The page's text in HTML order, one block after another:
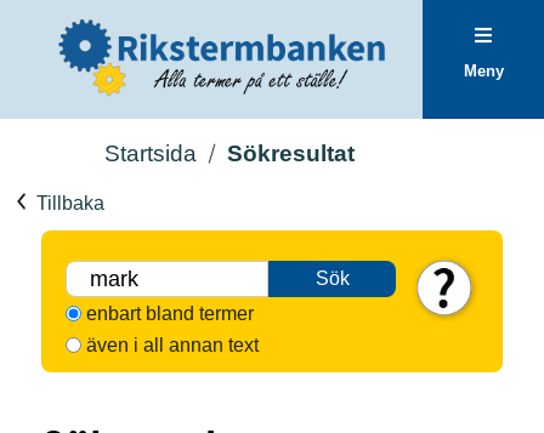
Meny
Startsida Sökresultat
Tillbaka
Sök
enbart bland termer
även i all annan text